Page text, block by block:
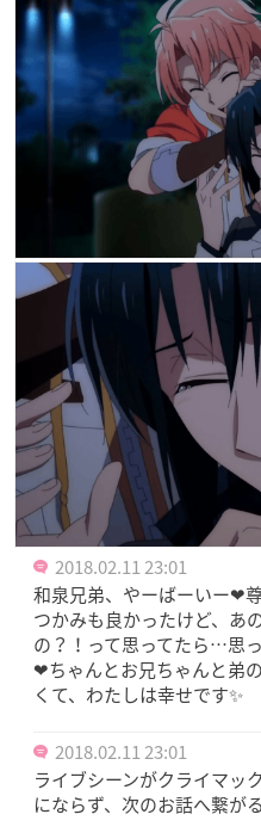
2018.02.11 23:01
和泉兄弟、やーばーいー❤
つかみも良かったけど、あ
の？！って思ってたら…思
❤ちゃんとお兄ちゃんと弟
くて、わたしは幸せです✨
2018.02.11 23:01
ライブシーンがクライマッ
にならず、次のお話へ繋が